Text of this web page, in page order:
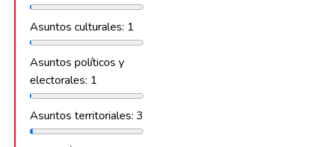
Asuntos culturales: 1
Asuntos políticos y
electorales: 1
Asuntos territoriales: 3